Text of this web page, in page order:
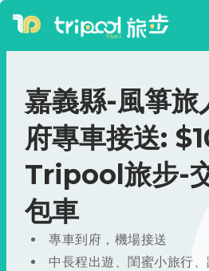
嘉義縣-風箏旅
府專車接送:
Tripool旅步-
包車
專車到府，機場接送
中長程出遊、閨蜜小旅行